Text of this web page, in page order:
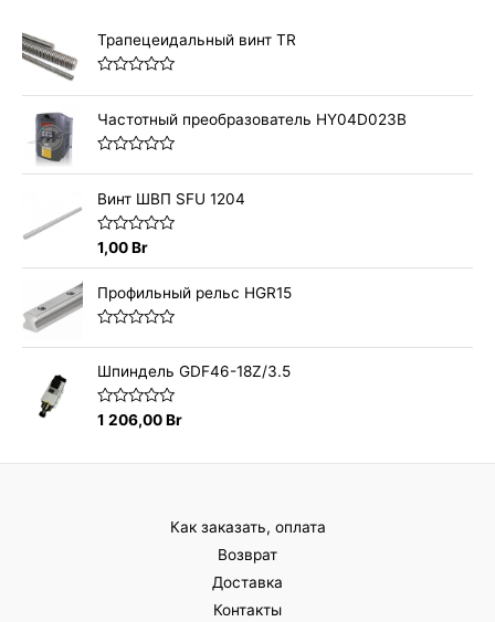
Трапецеидальный винт TR
ц
е
н
к
0
з
5
Частотный преобразователь HY04D023B
ц
е
н
к
0
и
5
Винт ШВП SFU 1204
О
ц
е
н
к
а
и
5
1,00Br
Профильный рельс HGR15
ц
е
н
к
0
5
Шпиндель GDF46-18Z/3.5
О
н
1 206,00Br
Как заказать, оплата
Возврат
Доставка
Контакты